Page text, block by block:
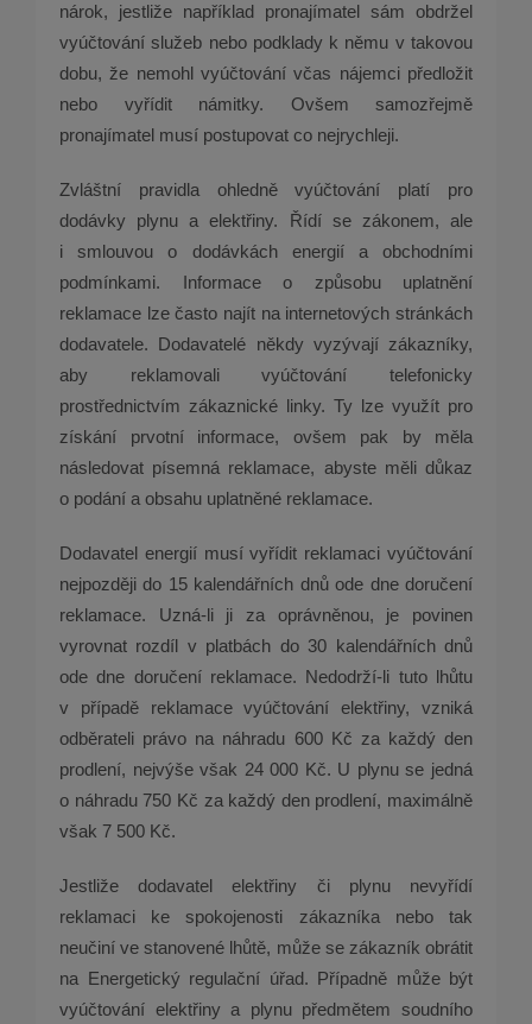
nárok, jestliže například pronajímatel sám obdržel
vyúčtování služeb nebo podklady k němu v takovou
dobu, že nemohl vyúčtování včas nájemci předložit
nebo vyřídit námitky. Ovšem samozřejmě
pronajímatel musí postupovat co nejrychleji.
Zvláštní pravidla ohledně vyúčtování platí pro
dodávky plynu a elektřiny. Řídí se zákonem, ale
i smlouvou o dodávkách energií a obchodními
podmínkami. Informace o způsobu uplatnění
reklamace lze často najít na internetových stránkách
dodavatele. Dodavatelé někdy vyzývají zákazníky,
aby reklamovali vyúčtování telefonicky
prostřednictvím zákaznické linky. Ty lze využít pro
získání prvotní informace, ovšem pak by měla
následovat písemná reklamace, abyste měli důkaz
o podání a obsahu uplatněné reklamace.
Dodavatel energií musí vyřídit reklamaci vyúčtování
nejpozději do 15 kalendářních dnů ode dne doručení
reklamace. Uzná-li ji za oprávněnou, je povinen
vyrovnat rozdíl v platbách do 30 kalendářních dnů
ode dne doručení reklamace. Nedodrží-li tuto lhůtu
v případě reklamace vyúčtování elektřiny, vzniká
odběrateli právo na náhradu 600 Kč za každý den
prodlení, nejvýše však 24 000 Kč. U plynu se jedná
o náhradu 750 Kč za každý den prodlení, maximálně
však 7 500 Kč.
Jestliže dodavatel elektřiny či plynu nevyřídí
reklamaci ke spokojenosti zákazníka nebo tak
neučiní ve stanovené lhůtě, může se zákazník obrátit
na Energetický regulační úřad. Případně může být
vyúčtování elektřiny a plynu předmětem soudního